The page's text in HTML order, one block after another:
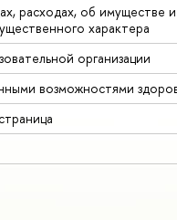
расходах, об имуществе и
характера
организации
возможностями